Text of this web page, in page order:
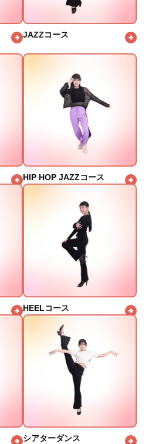
JAZZコース
HIP HOP JAZZコース
HEELコース
シアターダンス